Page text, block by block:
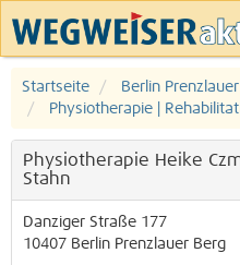
Startseite
Berlin
Physiotherapie |
Physiotherapie Heike
Stahn
Danziger Straße 177
10407 Berlin Prenzlauer Berg